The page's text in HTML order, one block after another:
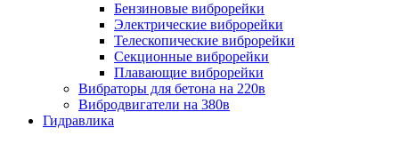
Бензиновые виброрейки
Электрические виброрейки
Телескопические виброрейки
Секционные виброрейки
Плавающие виброрейки
Вибраторы для бетона на 220в
Вибродвигатели на 380в
Гидравлика